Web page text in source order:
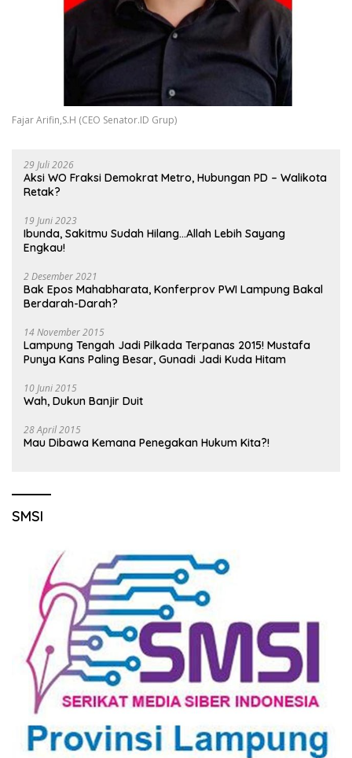
Fajar Arifin,S.H (CEO Senator.ID Grup)
29 Juli 2026
Aksi WO Fraksi Demokrat Metro, Hubungan PD – Walikota
Retak?
19 Juni 2023
Ibunda, Sakitmu Sudah Hilang…Allah Lebih Sayang
Engkau!
2 Desember 2021
Bak Epos Mahabharata, Konferprov PWI Lampung Bakal
Berdarah-Darah?
14 November 2015
Lampung Tengah Jadi Pilkada Terpanas 2015! Mustafa
Punya Kans Paling Besar, Gunadi Jadi Kuda Hitam
10 Juni 2015
Wah, Dukun Banjir Duit
28 April 2015
Mau Dibawa Kemana Penegakan Hukum Kita?!
SMSI